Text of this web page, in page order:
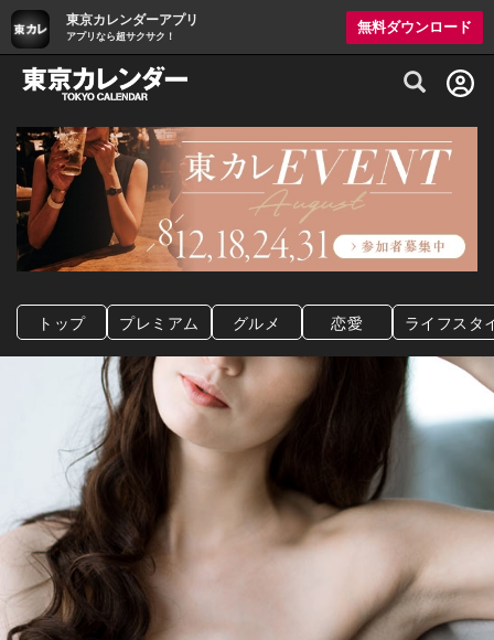
東京カレンダーアプリ
アプリなら超サクサク！
無料ダウンロード
グルメ情報・プレミアムレストラン予約
トップ プレミアム グルメ 恋愛 ライフスタ